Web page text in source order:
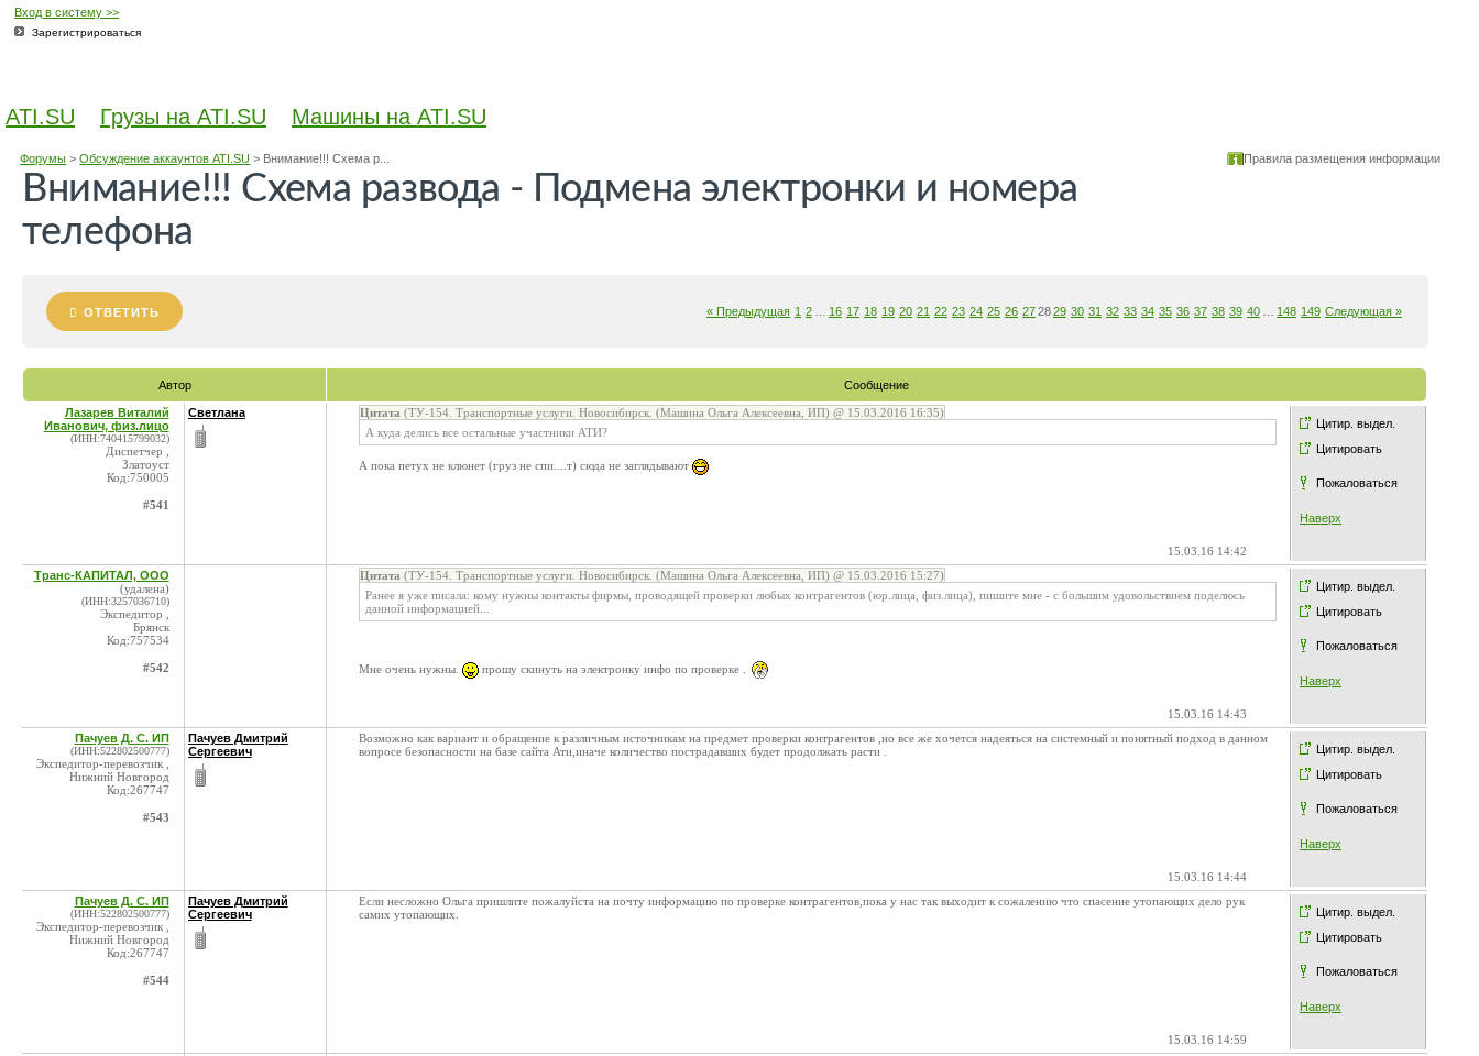
Вход в систему >>
Зарегистрироваться
ATI.SU Грузы на ATI.SU Машины на ATI.SU
Форумы >Обсуждение аккаунтов ATI.SU > Внимание!!! Схема р... Правила размещения информации
Внимание!!! Схема развода - Подмена электронки и номера
телефона
ОТВЕТИТЬ « Предыдущая 1 2 16 17 18 19 20 21 22 23 24 25 26 272829 30 31 32 33 34 35 36 37 38 39 40 148 149 Следующая »
Автор Сообщение
Цитир. выдел.
Цитировать
Пожаловаться
Наверх
Лазарев Виталий
Иванович, физ.лицо
(ИНН:740415799032)
Диспетчер ,
Златоуст
Код:750005
#541
Светлана Цитата (ТУ-154. Транспортные услуги. Новосибирск. (Машина Ольга Алексеевна, ИП) @ 15.03.2016 16:35)
А куда делись все остальные участники АТИ?
А пока петух не клюнет (груз не спи....т) сюда не заглядывают
15.03.16 14:42
Цитир. выдел.
Цитировать
Пожаловаться
Наверх
Транс-КАПИТАЛ, ООО
(удалена)
(ИНН:3257036710)
Экспедитор ,
Брянск
Код:757534
#542
Цитата (ТУ-154. Транспортные услуги. Новосибирск. (Машина Ольга Алексеевна, ИП) @ 15.03.2016 15:27)
Ранее я уже писала: кому нужны контакты фирмы, проводящей проверки любых контрагентов (юр.лица, физ.лица), пишите мне - с большим удовольствием поделюсь
данной информацией...
Мне очень нужны. прошу скинуть на электронку инфо по проверке .
15.03.16 14:43
Цитир. выдел.
Цитировать
Пожаловаться
Наверх
Пачуев Д. С. ИП
(ИНН:522802500777)
Экспедитор-перевозчик ,
Нижний Новгород
Код:267747
#543
Пачуев Дмитрий
Сергеевич
Возможно как вариант и обращение к различным источникам на предмет проверки контрагентов ,но все же хочется надеяться на системный и понятный подход в данном
вопросе безопасности на базе сайта Ати,иначе количество пострадавших будет продолжать расти .
15.03.16 14:44
Цитир. выдел.
Цитировать
Пожаловаться
Наверх
Пачуев Д. С. ИП
(ИНН:522802500777)
Экспедитор-перевозчик ,
Нижний Новгород
Код:267747
#544
Пачуев Дмитрий
Сергеевич
Если несложно Ольга пришлите пожалуйста на почту информацию по проверке контрагентов,пока у нас так выходит к сожалению что спасение утопающих дело рук
самих утопающих.
15.03.16 14:59